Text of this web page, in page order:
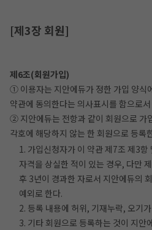
[제3장 회원]
제6조(회원가입)
① 이용자는 지안에듀가 정한 가입 양식
약관에 동의한다는 의사표시를 함으로
② 지안에듀는 전항과 같이 회원으로 가
각호에 해당하지 않는 한 회원으로 등록
1. 가입신청자가 이 약관 제7조 제3
자격을 상실한 적이 있는 경우, 다만
후 3년이 경과한 자로서 지안에듀의
예외로 한다.
2. 등록 내용에 허위, 기재누락, 오기
3. 기타 회원으로 등록하는 것이 지안